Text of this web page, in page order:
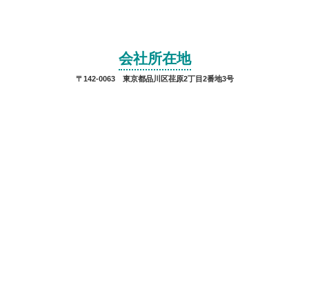
会社所在地
〒142-0063 東京都品川区荏原2丁目2番地3号